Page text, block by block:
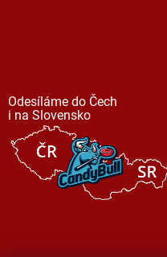
Odesíláme do Čech
i na Slovensko